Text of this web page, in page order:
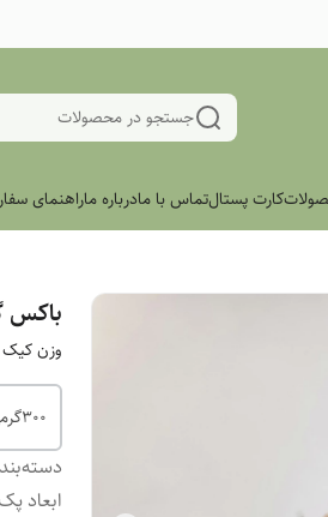
جستجو در محصولات
کارت پستالتماس با مادرباره ماراهنمای
باکس
وزن کیک
۳۰۰گرمی
ابعاد پک